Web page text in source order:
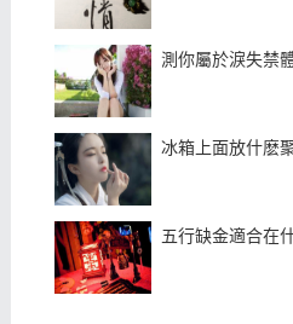
測你屬於淚失禁
冰箱上面放什麽
五行缺金適合在